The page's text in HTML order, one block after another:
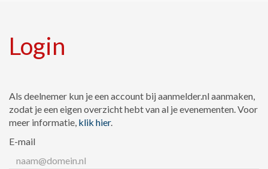
Login
Als deelnemer kun je een account bij aanmelder.nl aanmaken,
zodat je een eigen overzicht hebt van al je evenementen. Voor
meer informatie, klik hier.
E-mail